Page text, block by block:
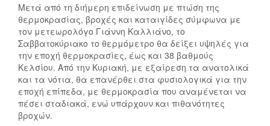
Μετά από τη διήμερη επιδείνωση με πτώση της
θερμοκρασίας, βροχές και καταιγίδες σύμφωνα με
τον μετεωρολόγο Γιάννη Καλλιάνο, το
Σαββατοκύριακο το θερμόμετρο θα δείξει υψηλές για
την εποχή θερμοκρασίες, έως και 38 βαθμούς
Κελσίου. Από την Κυριακή, με εξαίρεση τα ανατολικά
και τα νότια, θα επανέρθει στα φυσιολογικά για την
εποχή επίπεδα, με θερμοκρασία που αναμένεται να
πέσει σταδιακά, ενώ υπάρχουν και πιθανότητες
βροχών.